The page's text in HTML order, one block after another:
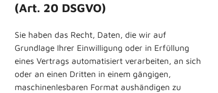
(Art. 20 DSGVO)
Sie haben das Recht, Daten, die wir auf
Grundlage Ihrer Einwilligung oder in Erfüllung
eines Vertrags automatisiert verarbeiten, an sich
oder an einen Dritten in einem gängigen,
maschinenlesbaren Format aushändigen zu